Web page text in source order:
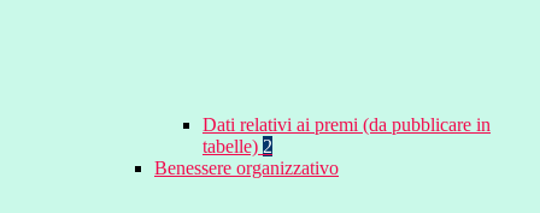
Dati relativi ai premi (da pubblicare in
tabelle) 2
Benessere organizzativo